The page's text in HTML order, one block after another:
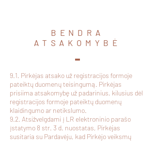
BENDRA
ATSAKOMYBĖ
9.1. Pirkėjas atsako už registracijos formoje
pateiktų duomenų teisingumą. Pirkėjas
prisiima atsakomybę už padarinius, kilusius dėl
registracijos formoje pateiktų duomenų
klaidingumo ar netikslumo.
9.2. Atsižvelgdami į LR elektroninio parašo
įstatymo 8 str. 3 d. nuostatas, Pirkėjas
susitaria su Pardavėju, kad Pirkėjo veiksmų